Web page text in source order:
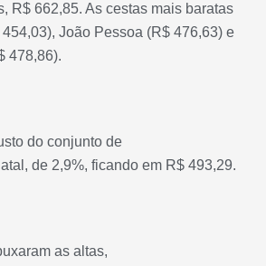
R$ 662,85. As cestas mais baratas
João Pessoa (R$ 476,63) e
478,86).
do conjunto de
de 2,9%, ficando em R$ 493,29.
as altas,